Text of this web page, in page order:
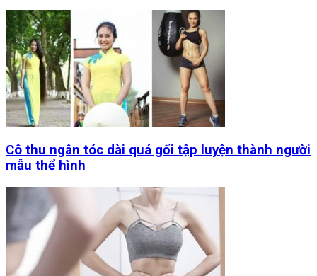
Cô thu ngân tóc dài quá gối tập luyện thành người
mẫu thể hình